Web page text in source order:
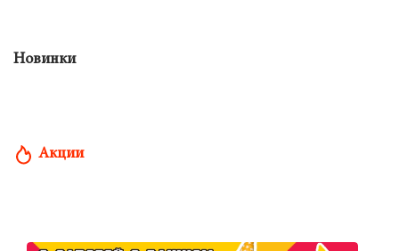
Новинки
Акции